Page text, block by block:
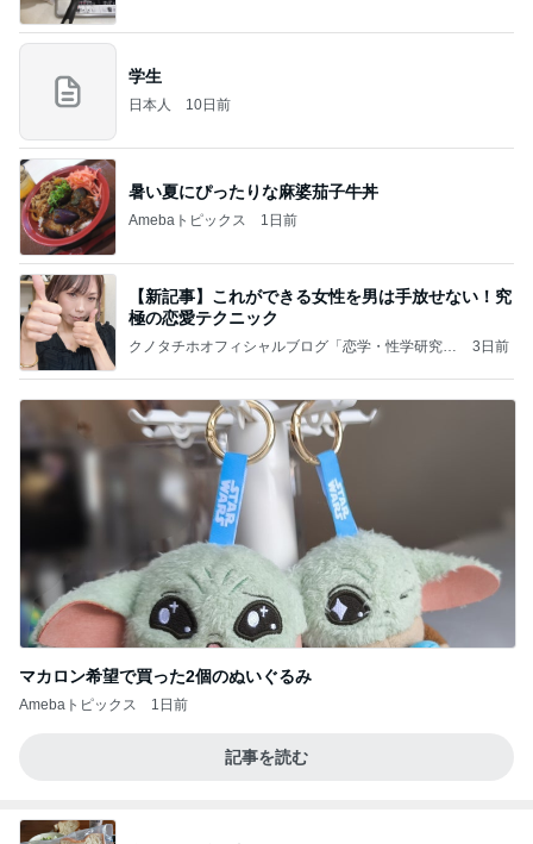
学生
日本人 10日前
暑い夏にぴったりな麻婆茄子牛丼
Amebaトピックス 1日前
【新記事】これができる女性を男は手放せない！究
極の恋愛テクニック
クノタチホオフィシャルブログ「恋学・性学研究
3日前
マカロン希望で買った2個のぬいぐるみ
Amebaトピックス 1日前
記事を読む